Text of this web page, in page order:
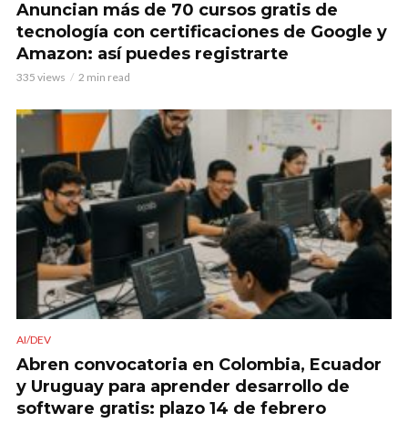
Anuncian más de 70 cursos gratis de
tecnología con certificaciones de Google y
Amazon: así puedes registrarte
335 views 2 min read
AI/DEV
Abren convocatoria en Colombia, Ecuador
y Uruguay para aprender desarrollo de
software gratis: plazo 14 de febrero